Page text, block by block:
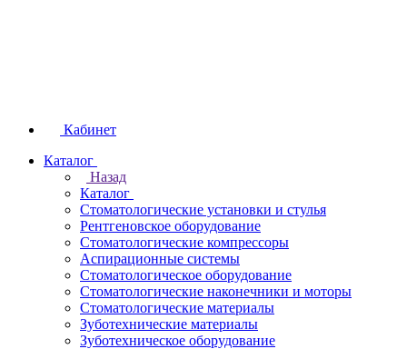
Кабинет
Каталог
Назад
Каталог
Стоматологические установки и стулья
Рентгеновское оборудование
Стоматологические компрессоры
Аспирационные системы
Стоматологическое оборудование
Стоматологические наконечники и моторы
Стоматологические материалы
Зуботехнические материалы
Зуботехническое оборудование